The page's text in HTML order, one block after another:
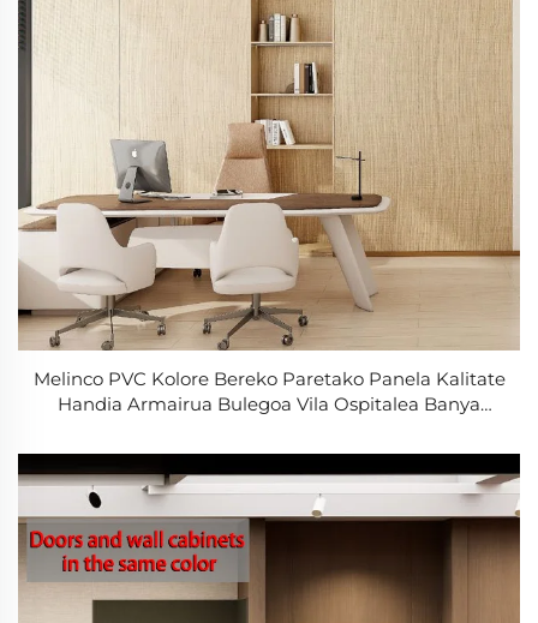
Melinco PVC Kolore Bereko Paretako Panela Kalitate
Handia Armairua Bulegoa Vila Ospitalea Banya
Paretako Panela